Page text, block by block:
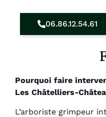
06.86.12.54.61
Pourquoi faire
Les Châtelliers-
L’arboriste grimpeur